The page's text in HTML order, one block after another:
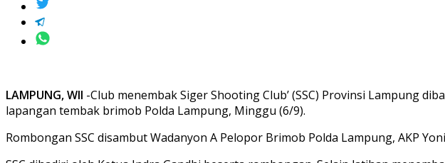
LAMPUNG, WII -Club menembak Siger Shooting Club’ (SSC) Provinsi Lampung
lapangan tembak brimob Polda Lampung, Minggu (6/9).
Rombongan SSC disambut Wadanyon A Pelopor Brimob Polda Lampung, AKP